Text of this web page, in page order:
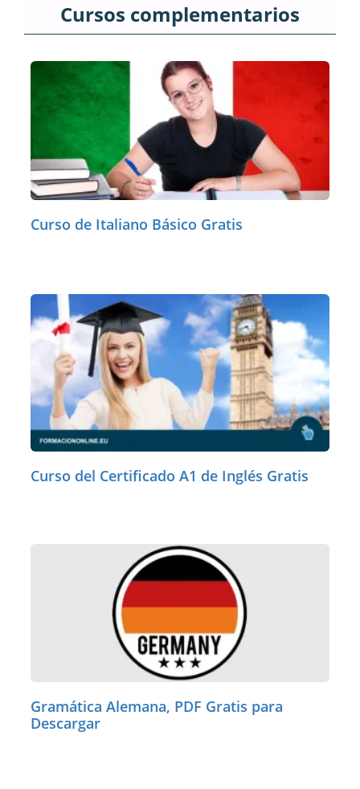
Cursos complementarios
Curso de Italiano Básico Gratis
Curso del Certificado A1 de Inglés Gratis
Gramática Alemana, PDF Gratis para
Descargar